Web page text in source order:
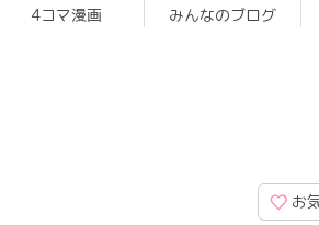
4コマ漫画 みんなのブログ
お